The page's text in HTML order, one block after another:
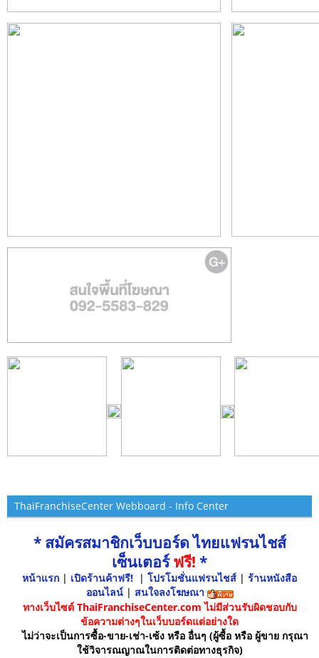
ThaiFranchiseCenter Webboard - Info Center
* สมัครสมาชิกเว็บบอร์ด ไทยแฟรนไชส์
เซ็นเตอร์ฟรี! *
หน้าแรก | เปิดร้านค้าฟรี! | โปรโมชั่นแฟรนไชส์ | ร้านหนังสือ
ออนไลน์ | สนใจลงโฆษณา
ทางเว็บไซต์ ThaiFranchiseCenter.com ไม่มีส่วนรับผิดชอบกับ
ข้อความต่างๆในเว็บบอร์ดแต่อย่างใด
ไม่ว่าจะเป็นการซื้อ-ขาย-เช่า-เซ้ง หรือ อื่นๆ (ผู้ซื้อ หรือ ผู้ขาย กรุณา
ใช้วิจารณญาณในการติดต่อทางธุรกิจ)